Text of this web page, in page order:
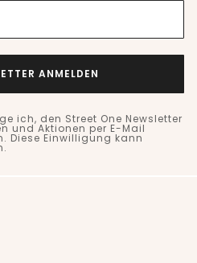
ANMELDEN
ich, den Street One Newsletter
und Aktionen per E-Mail
Diese Einwilligung kann